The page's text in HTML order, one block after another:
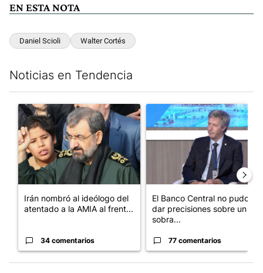
EN ESTA NOTA
Daniel Scioli Walter Cortés
Noticias en Tendencia
Un artículo de tendencia con el título "Irán nombró al ideólogo
Irán nombró al ideólogo del
atentado a la AMIA al frent...
34 comentarios
Un artículo de tendencia
El Banco Central no pudo
dar precisiones sobre un
sobra...
77 comentarios